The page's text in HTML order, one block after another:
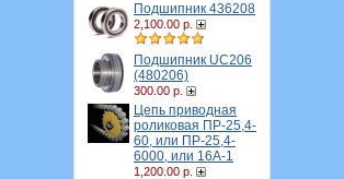
Подшипник 436208
2,100.00 р.
Подшипник UC206
(480206)
300.00 р.
Цепь приводная
роликовая ПР-25,4-
60, или ПР-25,4-
6000, или 16A-1
1,200.00 р.